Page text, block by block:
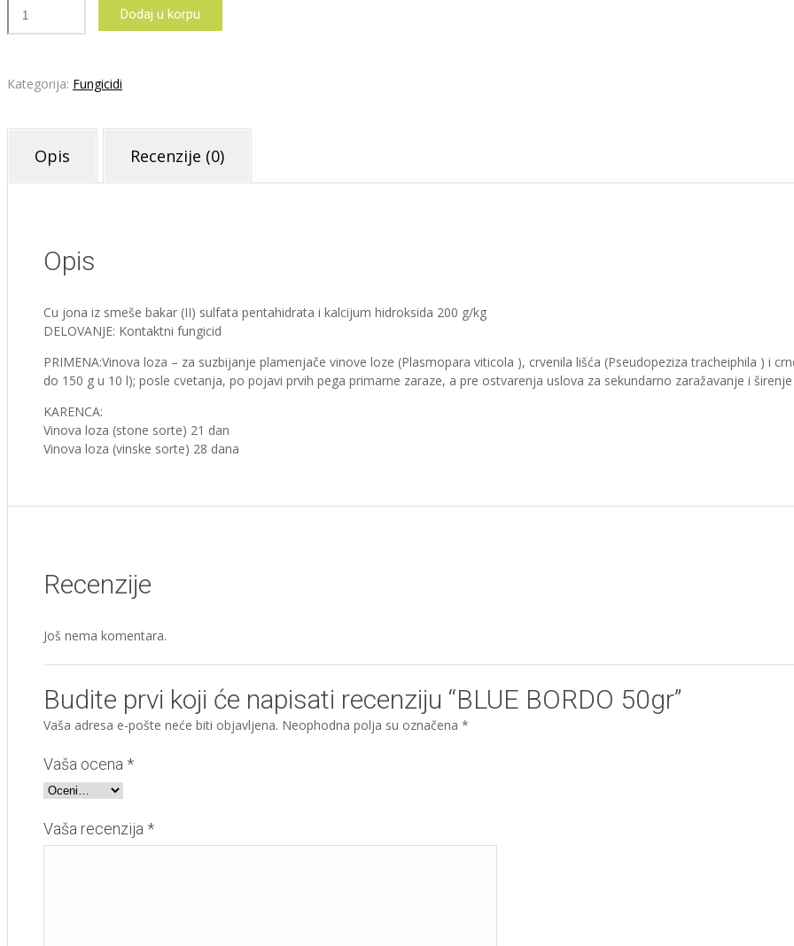
BORDO
Dodaj u korpu
Kategorija: Fungicidi
Opis Recenzije (0)
Opis
Cu jona iz smeše bakar (II) sulfata pentahidrata i kalcijum hidroksida 200 g/kg
DELOVANJE: Kontaktni fungicid
PRIMENA:Vinova loza – za suzbijanje plamenjače vinove loze (Plasmopara viticola ), crvenila lišća (Pseudopeziza tracheiphila ) i
do 150 g u 10 l); posle cvetanja, po pojavi prvih pega primarne zaraze, a pre ostvarenja uslova za sekundarno zaražavanje i
KARENCA:
Vinova loza (stone sorte) 21 dan
Vinova loza (vinske sorte) 28 dana
Recenzije
Još nema komentara.
Budite prvi koji će napisati recenziju “BLUE BORDO 50gr”
Vaša adresa e-pošte neće biti objavljena. Neophodna polja su označena *
Vaša ocena *
Vaša recenzija *